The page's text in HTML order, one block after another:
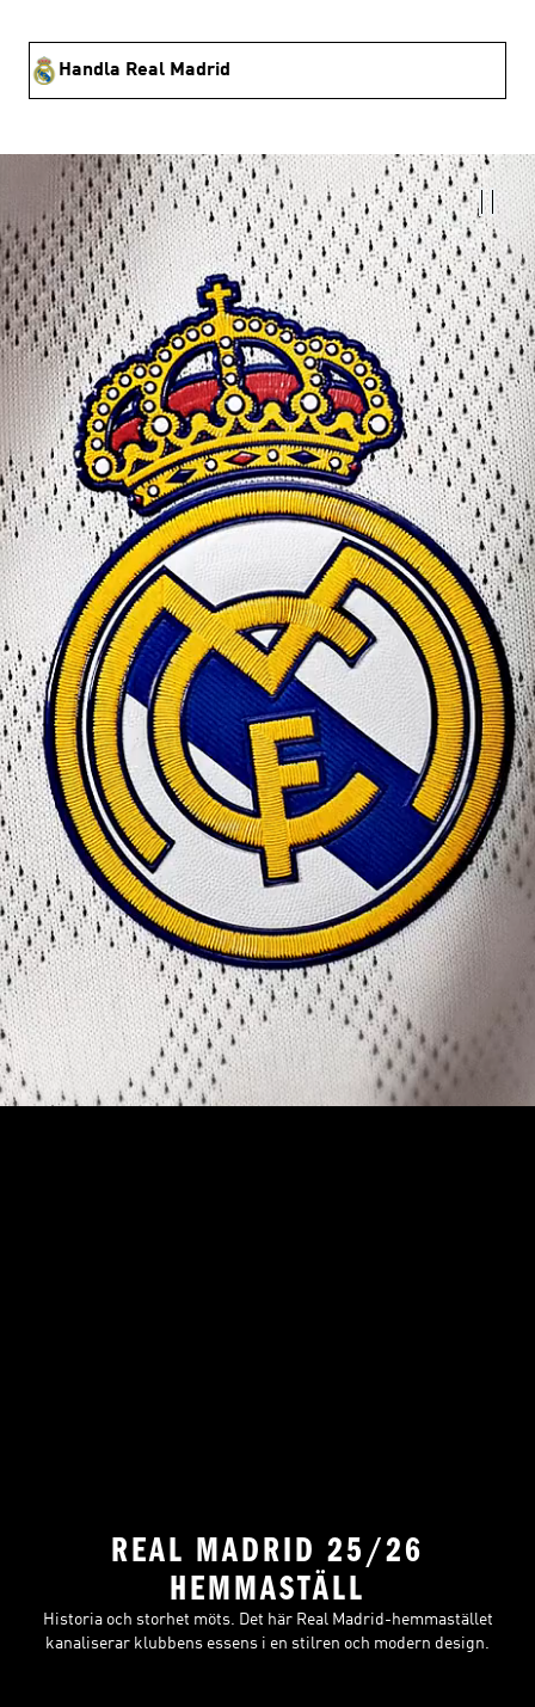
Handla Real Madrid
REAL MADRID 25/26
HEMMASTÄLL
Historia och storhet möts. Det här Real Madrid-hemmastället
kanaliserar klubbens essens i en stilren och modern design.